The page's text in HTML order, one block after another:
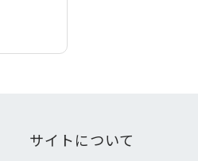
サイトについて